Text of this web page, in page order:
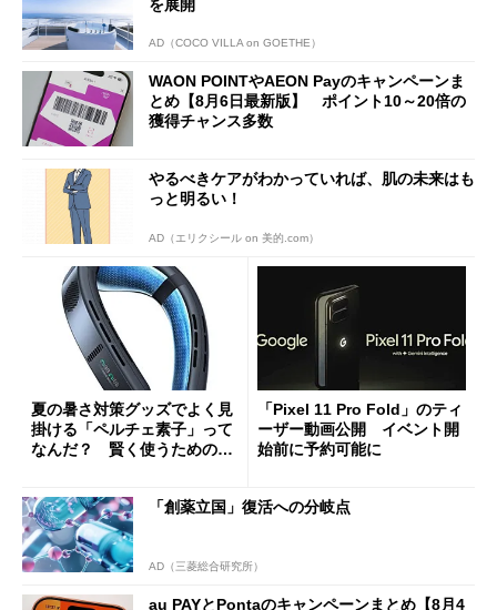
を展開
AD（COCO VILLA on GOETHE）
WAON POINTやAEON Payのキャンペーンま
とめ【8月6日最新版】 ポイント10～20倍の
獲得チャンス多数
やるべきケアがわかっていれば、肌の未来はも
っと明るい！
AD（エリクシール on 美的.com）
夏の暑さ対策グッズでよく見
掛ける「ペルチェ素子」って
なんだ？ 賢く使うための注
「Pixel 11 Pro Fold」のティ
ーザー動画公開 イベント開
始前に予約可能に
「創薬立国」復活への分岐点
AD（三菱総合研究所）
au PAYとPontaのキャンペーンまとめ【8月4